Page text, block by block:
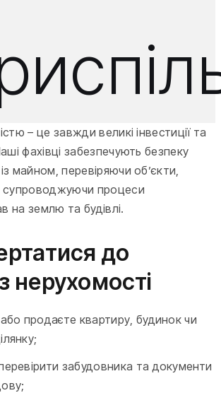
– це завжди великі інвестиції та
фахівці забезпечують безпеку
майном, перевіряючи об’єкти,
супроводжуючи процеси
на землю та будівлі.
до
нерухомості
продаєте квартиру, будинок чи
забудовника та документи